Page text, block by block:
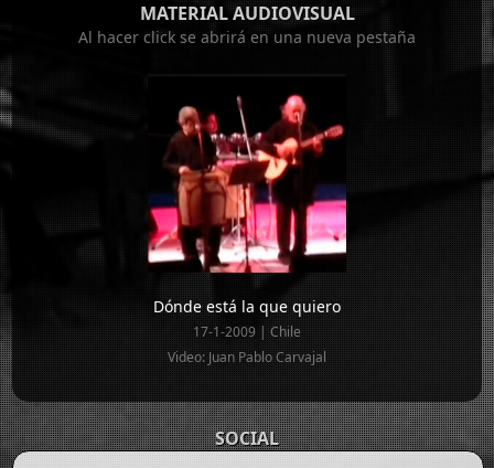
MATERIAL AUDIOVISUAL
Al hacer click se abrirá en una nueva pestaña
Dónde está la que quiero
17-1-2009 | Chile
Video: Juan Pablo Carvajal
SOCIAL